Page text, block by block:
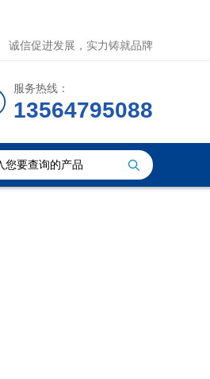
诚信促进发展，实力铸就品牌
服务热线：
13564795088